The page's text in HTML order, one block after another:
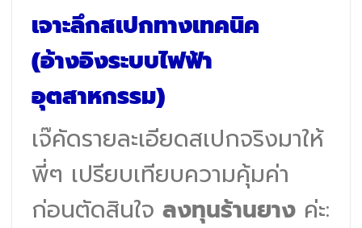
เจาะลึกสเปกทางเทคนิค
(อ้างอิงระบบไฟฟ้า
อุตสาหกรรม)
เจ๊คัดรายละเอียดสเปกจริงมาให้
พี่ๆ เปรียบเทียบความคุ้มค่า
ก่อนตัดสินใจ ลงทุนร้านยาง ค่ะ: